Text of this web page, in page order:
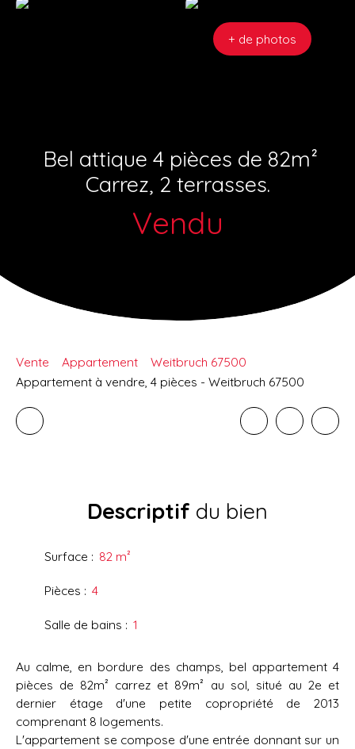
+ de photos
Bel attique 4 pièces de 82m²
Carrez, 2 terrasses.
Vendu
Vente Appartement
Weitbruch 67500
Appartement à vendre, 4 pièces - Weitbruch 67500
Descriptif du bien
Surface : 82 m²
Pièces : 4
Salle de bains : 1
Au calme, en bordure des champs, bel appartement 4
pièces de 82m² carrez et 89m² au sol, situé au 2e et
dernier étage d'une petite copropriété de 2013
comprenant 8 logements.
L'appartement se compose d'une entrée donnant sur un